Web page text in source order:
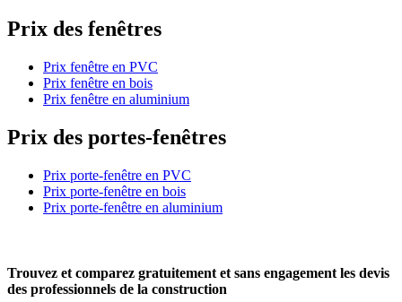
Prix des fenêtres
Prix fenêtre en PVC
Prix fenêtre en bois
Prix fenêtre en aluminium
Prix des portes-fenêtres
Prix porte-fenêtre en PVC
Prix porte-fenêtre en bois
Prix porte-fenêtre en aluminium
Trouvez et comparez gratuitement et sans engagement les devis
des professionnels de la construction